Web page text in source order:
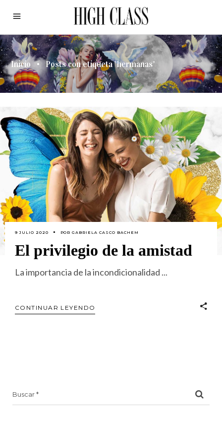
Inicio • Posts con etiqueta "hermanas"
9 JULIO 2020 PORGABRIELA CASCO BACHEM
El privilegio de la amistad
La importancia de la incondicionalidad
CONTINUAR LEYENDO